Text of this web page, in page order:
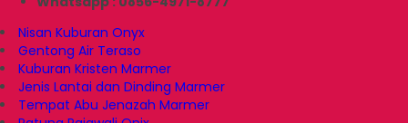
Nisan Kuburan Onyx
Gentong Air Teraso
Kuburan Kristen Marmer
Jenis Lantai dan Dinding Marmer
Tempat Abu Jenazah Marmer